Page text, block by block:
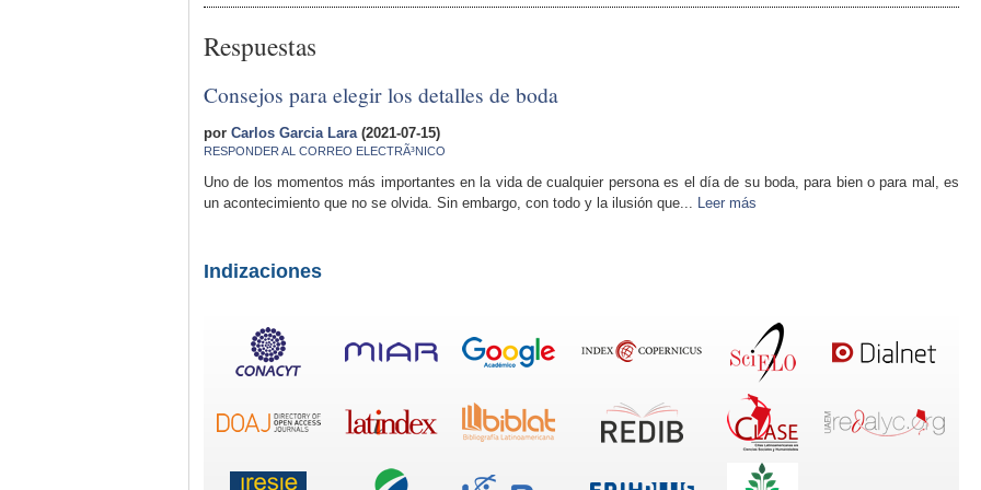
Respuestas
Consejos para elegir los detalles de boda
por Carlos Garcia Lara (2021-07-15)
RESPONDER AL CORREO ELECTRÃ³NICO
Uno de los momentos más importantes en la vida de cualquier persona es el día de su boda, para bien o para mal, es
un acontecimiento que no se olvida. Sin embargo, con todo y la ilusión que...
Leer más
Indizaciones